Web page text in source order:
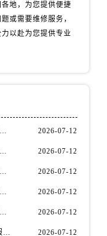
福建省宁德市蕉城区天湖东路万国售后服务中心（需提前预约）
江苏省常州市新北区龙锦路1590号现代传媒中心5号楼10层1008室万国售后服务中心（需提前预约）
江苏省泰州市海陵区永定东路399号置地商务中心东塔（华润万象城）17层1706室万国售后服务中心（需提前预约）
地，为您提供便捷
或需要维修服务，
以赴为您提供专业
2026年7月最新发布｜万国台州官方专柜客户服务热线与专柜信息攻略 2026-07-12
权威汇总！2026年7月万国广州官方专柜客户服务电话及门店名录 2026-07-12
万国北京专柜2026年7月最新官方客服热线｜门店信息及服务攻略发布 2026-07-12
2026年7月重磅整理｜万国石家庄官方专柜服务电话&客户服务中心公告 2026-07-12
官方指南｜万国2026年7月惠州专柜客户服务热线与门店信息全攻略 2026-07-12
官方通知｜2026年万国无锡专柜客户服务热线全新升级（附7月最新专柜信息汇总） 2026-07-12